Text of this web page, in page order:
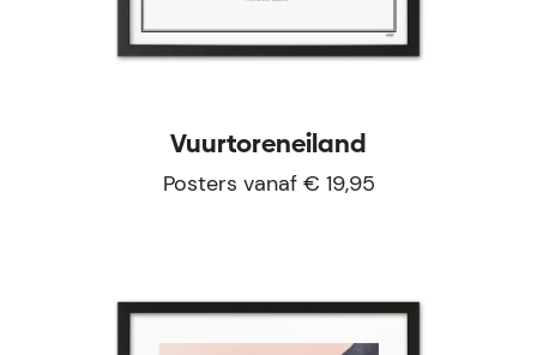
Vuurtoreneiland
Posters vanaf € 19,95